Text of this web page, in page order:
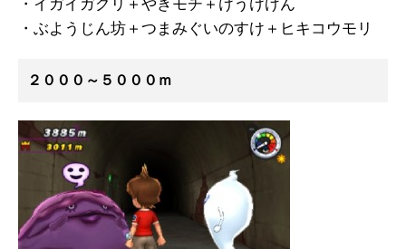
・イガイガグリ＋やきモチ＋けうけげん
・ぶようじん坊＋つまみぐいのすけ＋ヒキコウモリ
２０００～５０００ｍ